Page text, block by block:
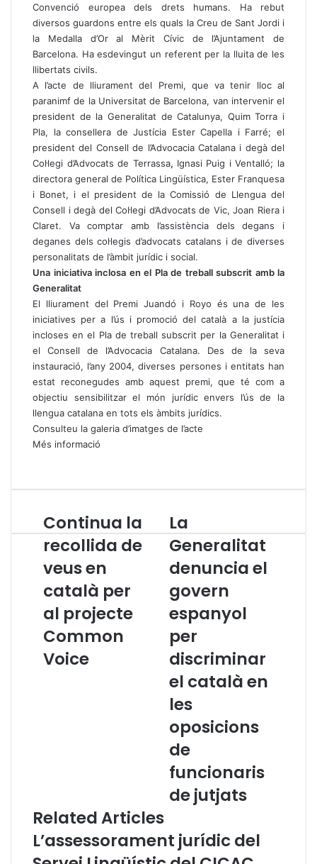
Convenció europea dels drets humans. Ha rebut
diversos guardons entre els quals la Creu de Sant Jordi i
la Medalla d’Or al Mèrit Cívic de l’Ajuntament de
Barcelona. Ha esdevingut un referent per la lluita de les
llibertats civils.
A l’acte de lliurament del Premi, que va tenir lloc al
paranimf de la Universitat de Barcelona, van intervenir el
president de la Generalitat de Catalunya, Quim Torra i
Pla, la consellera de Justícia Ester Capella i Farré; el
president del Consell de l’Advocacia Catalana i degà del
Col·legi d’Advocats de Terrassa, Ignasi Puig i Ventalló; la
directora general de Política Lingüística, Ester Franquesa
i Bonet, i el president de la Comissió de Llengua del
Consell i degà del Col·legi d’Advocats de Vic, Joan Riera i
Claret. Va comptar amb l’assistència dels degans i
deganes dels col·legis d’advocats catalans i de diverses
personalitats de l’àmbit jurídic i social.
Una iniciativa inclosa en el Pla de treball subscrit amb la
Generalitat
El lliurament del Premi Juandó i Royo és una de les
iniciatives per a l’ús i promoció del català a la justícia
incloses en el Pla de treball subscrit per la Generalitat i
el Consell de l’Advocacia Catalana. Des de la seva
instauració, l’any 2004, diverses persones i entitats han
estat reconegudes amb aquest premi, que té com a
objectiu sensibilitzar el món jurídic envers l’ús de la
llengua catalana en tots els àmbits jurídics.
Consulteu la galeria d’imatges de l’acte
Més informació
C
o
n
t
n
u
a
l
a
e
e
u
Continua la
recollida de
veus en
català per
al projecte
Common
Voice
L
a
G
e
e
r
a
t
a
t
d
e
u
n
i
l
g
La
Generalitat
denuncia el
govern
espanyol
per
discriminar
el català en
les
oposicions
de
funcionaris
de jutjats
Related Articles
L’assessorament jurídic del